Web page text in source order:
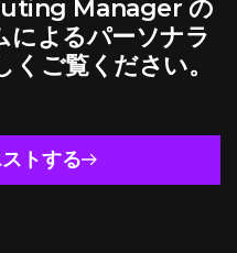
Manager の
によるパーソナラ
ご覧ください。
トする